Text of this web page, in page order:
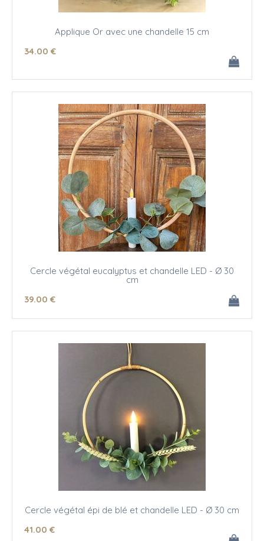
Applique Or avec une chandelle 15 cm
34.00 €
Cercle végétal eucalyptus et chandelle LED - Ø 30
cm
39.00 €
Cercle végétal épi de blé et chandelle LED - Ø 30 cm
41.00 €